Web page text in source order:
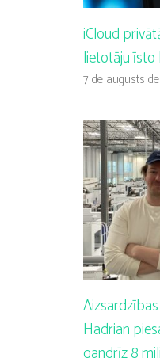
iCloud
lietotāju īsto
7 de augusts
Hadrian